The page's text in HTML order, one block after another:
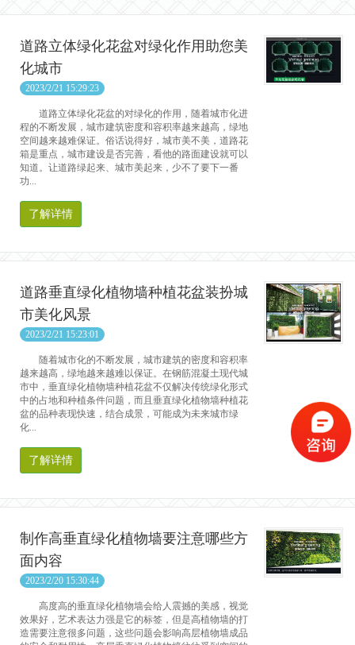
道路立体绿化花盆对绿化作用助您美
化城市
2023/2/21 15:29:23
道路立体绿化花盆的对绿化的作用，随着城市化进
程的不断发展，城市建筑密度和容积率越来越高，绿地
空间越来越难保证。俗话说得好，城市美不美，道路花
箱是重点，城市建设是否完善，看他的路面建设就可以
知道。让道路绿起来、城市美起来，少不了要下一番
功...
了解详情
道路垂直绿化植物墙种植花盆装扮城
市美化风景
2023/2/21 15:23:01
随着城市化的不断发展，城市建筑的密度和容积率
越来越高，绿地越来越难以保证。在钢筋混凝土现代城
市中，垂直绿化植物墙种植花盆不仅解决传统绿化形式
中的占地和种植条件问题，而且垂直绿化植物墙种植花
盆的品种表现快速，结合成景，可能成为未来城市绿
化...
了解详情
制作高垂直绿化植物墙要注意哪些方
面内容
2023/2/20 15:30:44
高度高的垂直绿化植物墙会给人震撼的美感，视觉
效果好，艺术表达力强是它的标签，但是高植物墙的打
造需要注意很多问题，这些问题会影响高层植物墙成品